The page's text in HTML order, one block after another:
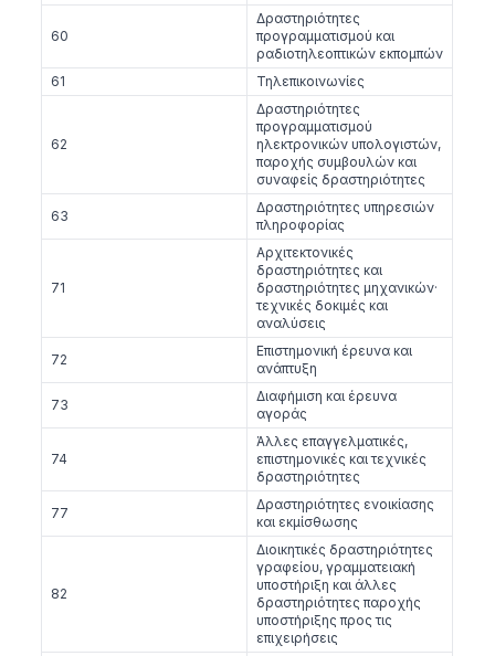
60
Δραστηριότητες
προγραμματισμού και
ραδιοτηλεοπτικών εκπομπών
61
Τηλεπικοινωνίες
62
Δραστηριότητες
προγραμματισμού
ηλεκτρονικών υπολογιστών,
παροχής συμβουλών και
συναφείς δραστηριότητες
63
Δραστηριότητες υπηρεσιών
πληροφορίας
71
Αρχιτεκτονικές
δραστηριότητες και
δραστηριότητες μηχανικών·
τεχνικές δοκιμές και
αναλύσεις
72
Επιστημονική έρευνα και
ανάπτυξη
73
Διαφήμιση και έρευνα
αγοράς
74
Άλλες επαγγελματικές,
επιστημονικές και τεχνικές
δραστηριότητες
77
Δραστηριότητες ενοικίασης
και εκμίσθωσης
82
Διοικητικές δραστηριότητες
γραφείου, γραμματειακή
υποστήριξη και άλλες
δραστηριότητες παροχής
υποστήριξης προς τις
επιχειρήσεις